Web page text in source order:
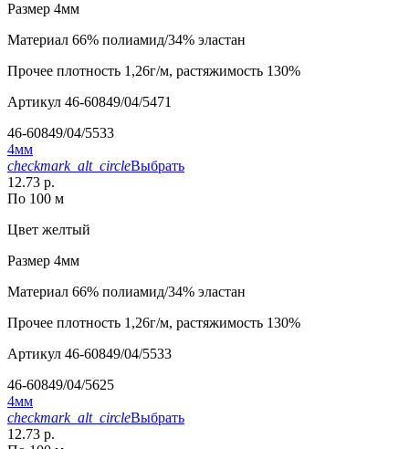
Размер 4мм
Материал 66% полиамид/34% эластан
Прочее плотность 1,26г/м, растяжимость 130%
Артикул 46-60849/04/5471
46-60849/04/5533
4мм
checkmark_alt_circleВыбрать
12.73 р.
По 100 м
Цвет желтый
Размер 4мм
Материал 66% полиамид/34% эластан
Прочее плотность 1,26г/м, растяжимость 130%
Артикул 46-60849/04/5533
46-60849/04/5625
4мм
checkmark_alt_circleВыбрать
12.73 р.